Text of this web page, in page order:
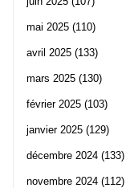
mai 2025 (110)
avril 2025 (133)
mars 2025 (130)
février 2025 (103)
janvier 2025 (129)
décembre 2024 (133)
novembre 2024 (112)